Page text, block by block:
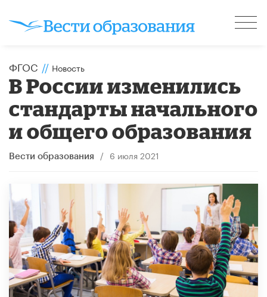
ФГОС // Новость
В России изменились
стандарты начального
и общего образования
Вести образования / 6 июля 2021